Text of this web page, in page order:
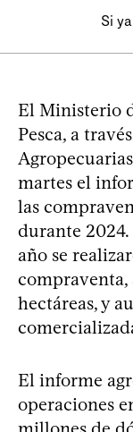
Si
El Ministerio
Pesca, a
martes el
las
durante 2024.
año se
compraventa,
hectáreas, y
El informe
operaciones